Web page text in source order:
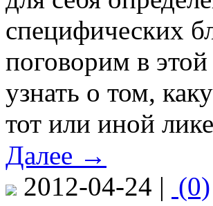
специфических
поговорим в
узнать о том,
тот или иной
Далее →
2012-04-24 | (0)